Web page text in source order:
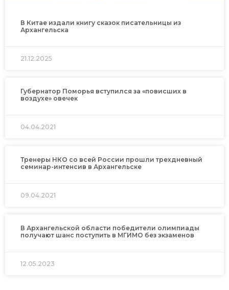
В Китае издали книгу сказок писательницы из
Архангельска
21.12.2025
Губернатор Поморья вступился за «повисших в
воздухе» овечек
04.04.2021
Тренеры НКО со всей России прошли трехдневный
семинар-интенсив в Архангельске
09.04.2021
В Архангельской области победители олимпиады
получают шанс поступить в МГИМО без экзаменов
12.05.2023